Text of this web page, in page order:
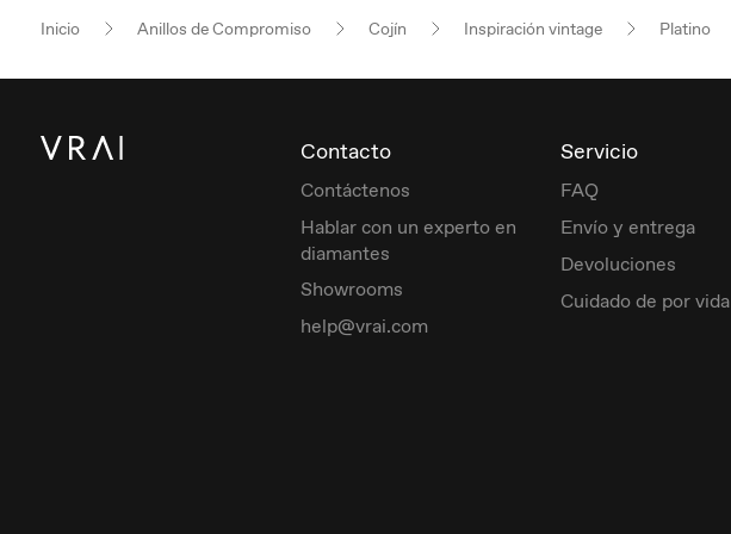
Inicio Anillos de Compromiso Cojín Inspiración vintage Platino
Contacto
Contáctenos
Hablar con un experto en
diamantes
Showrooms
help@vrai.com
Servicio
FAQ
Envío y entrega
Devoluciones
Cuidado de por vida